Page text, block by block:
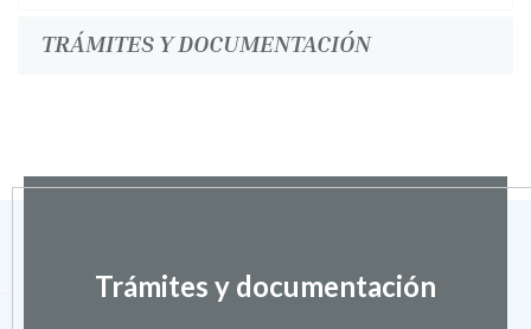
TRÁMITES Y DOCUMENTACIÓN
Trámites y documentación